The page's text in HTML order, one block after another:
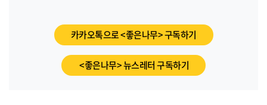
카카오톡으로 <좋은나무> 구독하기
<좋은나무> 뉴스레터 구독하기